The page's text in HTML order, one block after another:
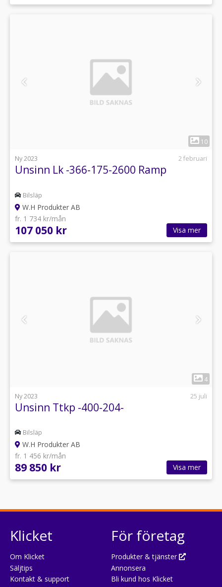
10
Ny 2023
2 februari
Unsinn Lk -366-175-2600 Ramp
Bilsläp
W.H Produkter AB
fr. 1 734 kr/mån
107 050 kr Visa mer
4
Ny 2023
25 juli
Unsinn Ttkp -400-204-
Bilsläp
W.H Produkter AB
fr. 1 456 kr/mån
89 850 kr Visa mer
Klicket
Om Klicket
Säljtips
Kontakt & support
För företag
Produkter & tjänster
Annonsera
Bli kund hos Klicket